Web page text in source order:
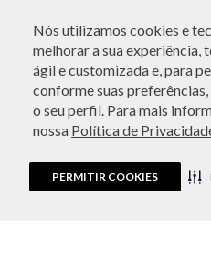
Nós utilizamos cookies e
melhorar a sua experiência,
ágil e customizada e, para
conforme suas
o seu perfil. Para mais
nossa Política de
PERMITIR COOKIES
APP BO.BÔ
© Copyright 2026 - Todos os direitos
disponibilidade de
Em caso de
Horário de Atendimento:das 8h